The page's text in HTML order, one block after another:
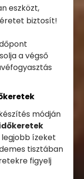
eszközt,
biztosít!
a végső
módján
ízeket
tisztában
figyelj